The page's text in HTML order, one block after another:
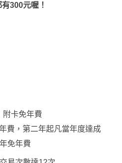
300元喔！
附卡免年費
費，第二年起凡當年度達成
免年費